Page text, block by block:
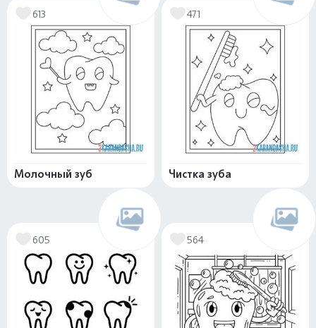
613
Молочный зуб
471
Чистка зуба
605 564